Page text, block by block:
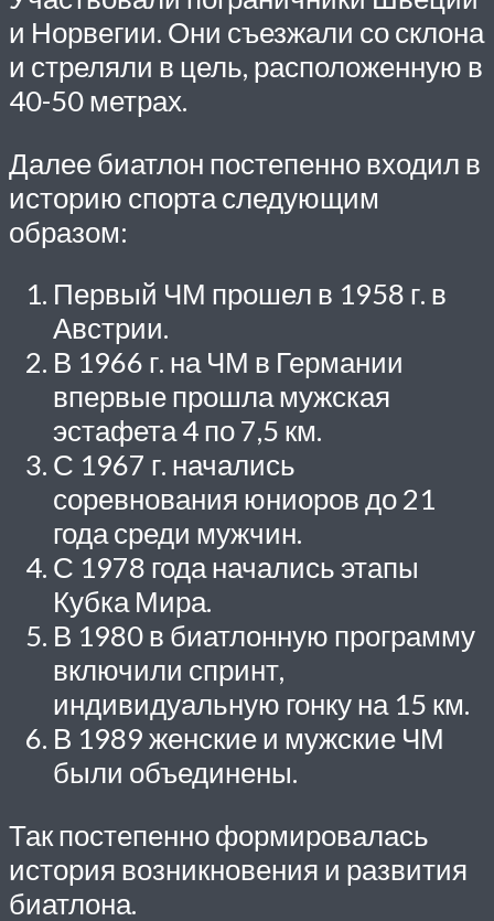
и Норвегии. Они съезжали со склона
и стреляли в цель, расположенную в
40-50 метрах.
Далее биатлон постепенно входил в
историю спорта следующим
образом:
Первый ЧМ прошел в 1958 г. в
Австрии.
В 1966 г. на ЧМ в Германии
впервые прошла мужская
эстафета 4 по 7,5 км.
С 1967 г. начались
соревнования юниоров до 21
года среди мужчин.
С 1978 года начались этапы
Кубка Мира.
В 1980 в биатлонную программу
включили спринт,
индивидуальную гонку на 15 км.
В 1989 женские и мужские ЧМ
были объединены.
Так постепенно формировалась
история возникновения и развития
биатлона.